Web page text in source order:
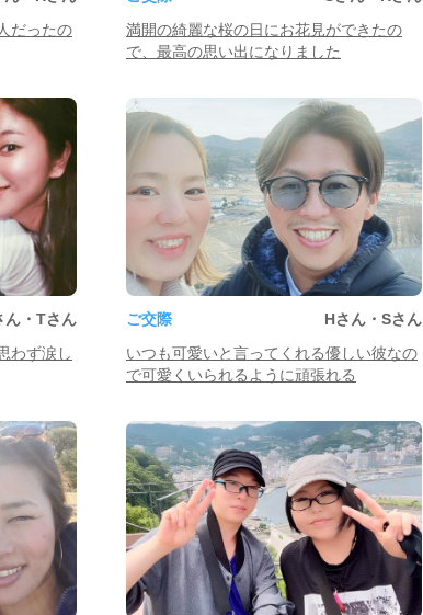
だったの
満開の綺麗な桜の日にお花見ができたの
で、最高の思い出になりました
ん・Tさん
わず涙し
ご交際
Hさん・Sさん
いつも可愛いと言ってくれる優しい彼なの
で可愛くいられるように頑張れる